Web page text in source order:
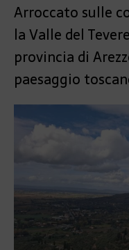
Arroccato sulle
la Valle del
provincia di
paesaggio